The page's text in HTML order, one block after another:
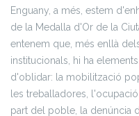
Enguany, a més, estem
de la Medalla d'Or de la
entenem que, més enllà
institucionals, hi ha
d'oblidar: la mobilització
les treballadores,
part del poble, la denúncia